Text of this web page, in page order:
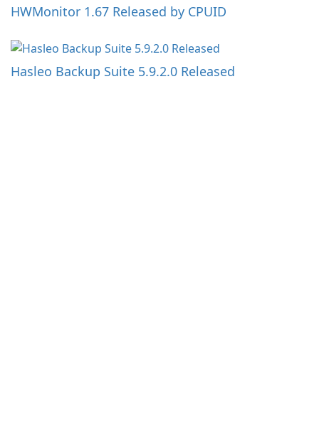
HWMonitor 1.67 Released by CPUID
Hasleo Backup Suite 5.9.2.0 Released